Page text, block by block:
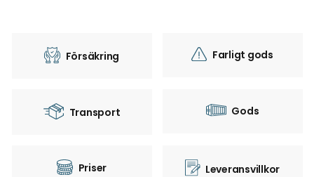
Försäkring Farligt gods
Transport Gods
Priser Leveransvillkor